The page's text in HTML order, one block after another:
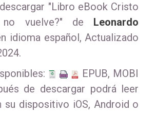
"Libro eBook Cristo
vuelve?" de Leonardo
idioma español, Actualizado
EPUB, MOBI
de descargar podrá leer
su dispositivo iOS, Android o